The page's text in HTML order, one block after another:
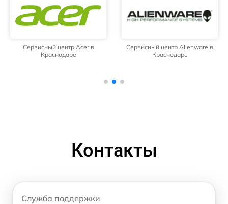
Сервисный центр Acer в
Краснодаре
Сервисный центр Alienware в
Краснодаре
Контакты
Служба поддержки